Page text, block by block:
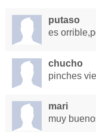
putaso
es
chucho
pinches
mari
muy